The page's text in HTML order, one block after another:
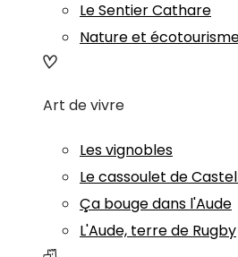
Le Sentier Cathare
Nature et
Art de vivre
Les vignobles
Le cassoulet de
Ça bouge dans l'Aude
L'Aude, terre de Rugby